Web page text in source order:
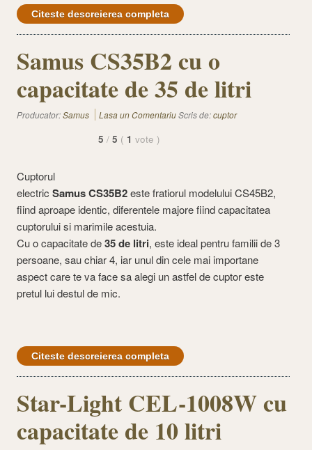
Citeste descreierea completa
Samus CS35B2 cu o
capacitate de 35 de litri
Producator:Samus Lasa un ComentariuScris de:cuptor
5 / 5 ( 1 vote )
Cuptorul
electric Samus CS35B2este fratiorul modelului CS45B2,
fiind aproape identic, diferentele majore fiind capacitatea
cuptorului si marimile acestuia.
Cu o capacitate de35 de litri, este ideal pentru familii de 3
persoane, sau chiar 4, iar unul din cele mai importane
aspect care te va face sa alegi un astfel de cuptor este
pretul lui destul de mic.
Citeste descreierea completa
Star-Light CEL-1008W cu
capacitate de 10 litri